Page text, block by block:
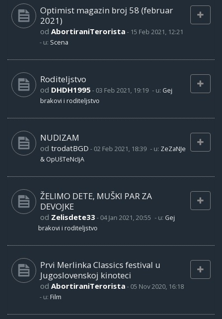
Optimist magazin broj 58 (februar
2021)
od AbortiraniTerorista- 15 Feb 2021, 12:21
- u: Scena
Roditeljstvo
od DHDH1995- 03 Feb 2021, 19:19 - u: Gej
brakovi i roditeljstvo
NUDIZAM
od trodatBGD - 02 Feb 2021, 18:39 - u: ZeZaNJe
& OpUšTeNcIjA
ŽELIMO DETE, MUŠKI PAR ZA
DEVOJKE
od Zelisdete33- 04 Jan 2021, 20:55 - u: Gej
brakovi i roditeljstvo
Prvi Merlinka Classics festival u
Jugoslovenskoj kinoteci
od AbortiraniTerorista- 05 Nov 2020, 16:18
- u: Film